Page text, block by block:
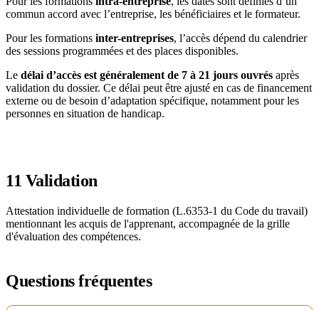
commun accord avec l’entreprise, les bénéficiaires et le formateur.
Pour les formations inter-entreprises, l’accès dépend du calendrier
des sessions programmées et des places disponibles.
Le délai d’accès est généralement de 7 à 21 jours ouvrés après
validation du dossier. Ce délai peut être ajusté en cas de financement
externe ou de besoin d’adaptation spécifique, notamment pour les
personnes en situation de handicap.
11 Validation
Attestation individuelle de formation (L.6353-1 du Code du travail)
mentionnant les acquis de l'apprenant, accompagnée de la grille
d'évaluation des compétences.
Questions fréquentes